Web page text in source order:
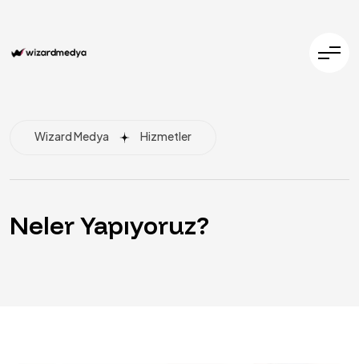
Wizard Medya Hizmetler
Neler Yapıyoruz?